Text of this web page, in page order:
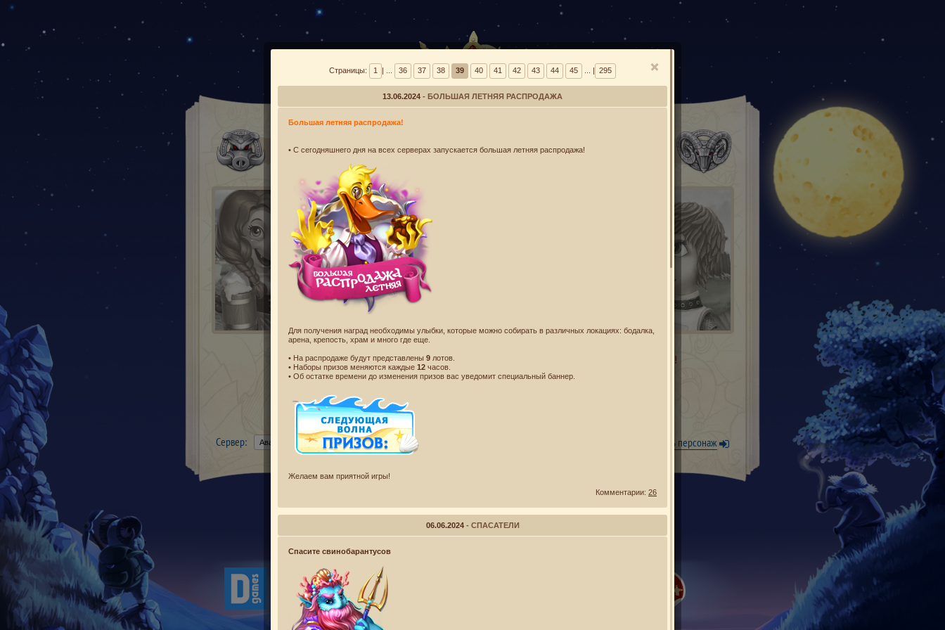
СВИНТУСЫ БАРАНТУСЫ
Имя! Мне нужно имя!
Сервер: Уже есть персонаж
Новости Лицензионное соглашение
Политика конфиденциальности
Страницы: 1 | ... 36 37 38 39 40 41 42 43 44 45 ... | 295
13.06.2024 - БОЛЬШАЯ ЛЕТНЯЯ РАСПРОДАЖА
Большая летняя распродажа!
• С сегодняшнего дня на всех серверах запускается большая летняя распродажа!
Для получения наград необходимы улыбки, которые можно собирать в различных локациях: бодалка,
арена, крепость, храм и много где еще.
• На распродаже будут представлены 9 лотов.
• Наборы призов меняются каждые 12 часов.
• Об остатке времени до изменения призов вас уведомит специальный баннер.
Желаем вам приятной игры!
Комментарии: 26
06.06.2024- СПАСАТЕЛИ
Спасите свинобарантусов